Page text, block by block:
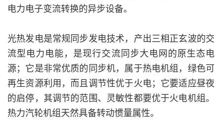
电力电子变流转换的异步设备。
光热发电是常规同步发电技术，产出三相正玄波的交
流型电力电能，是现行交流同步大电网的原生态电
源；它是非常优质的同步机，属于热电机组，绿色可
再生资源利用，而且调节性优于火电；它要适应昼夜
的启停，其调节的范围、灵敏性都要优于火电机组。
热力汽轮机组天然具备转动惯量属性。